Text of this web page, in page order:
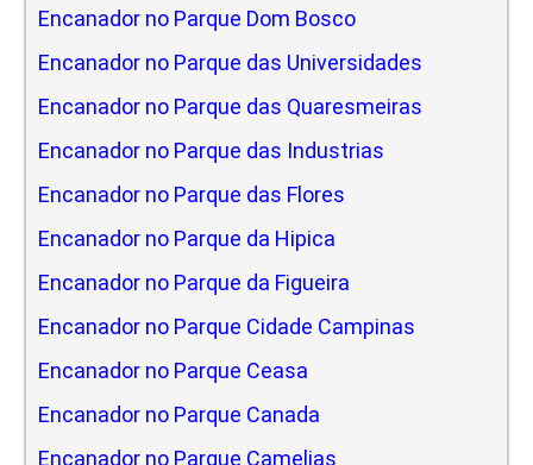
Encanador no Parque Dom Bosco
Encanador no Parque das Universidades
Encanador no Parque das Quaresmeiras
Encanador no Parque das Industrias
Encanador no Parque das Flores
Encanador no Parque da Hipica
Encanador no Parque da Figueira
Encanador no Parque Cidade Campinas
Encanador no Parque Ceasa
Encanador no Parque Canada
Encanador no Parque Camelias